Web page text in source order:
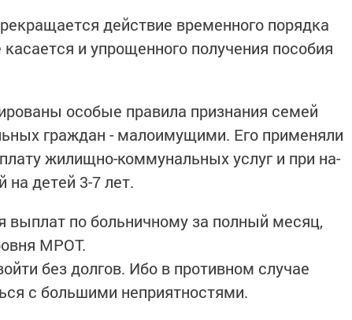
действие временного порядка
и упрощенного получения пособия
особые правила признания семей
граждан - малоимущими. Его применяли
жилищно-коммунальных услуг и при на­
детей 3-7 лет.
выплат по больничному за полный месяц,
МРОТ.
без долгов. Ибо в противном случае
с большими неприятностями.